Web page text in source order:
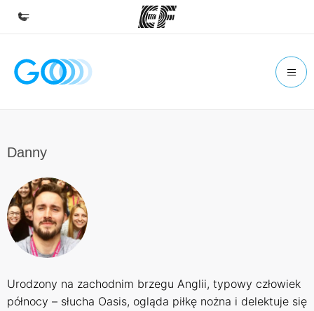
Home
Znajdź najbliższe biuro
O nas
Kim jesteśmy
Dołącz do naszego zespołu
Danny
Urodzony na zachodnim brzegu Anglii, typowy człowiek
północy – słucha Oasis, ogląda piłkę nożna i delektuje się